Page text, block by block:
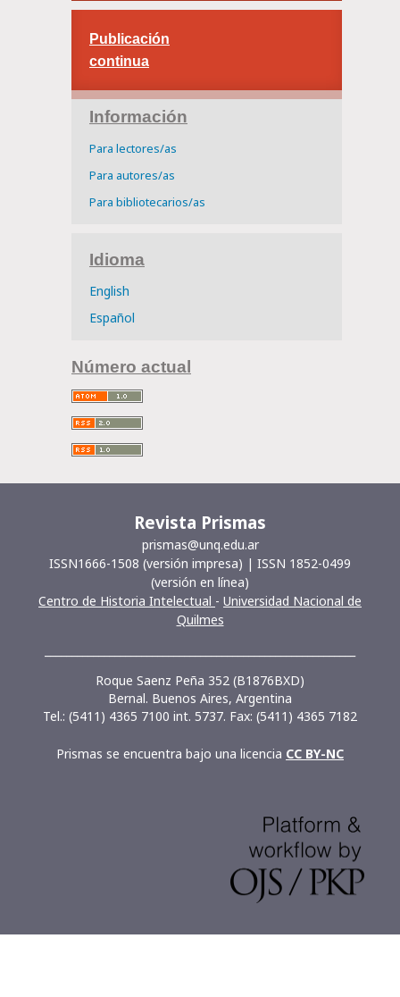
Publicación
continua
Información
Para lectores/as
Para autores/as
Para bibliotecarios/as
Idioma
English
Español
Número actual
Revista Prismas
prismas@unq.edu.ar
ISSN1666-1508 (versión impresa) | ISSN 1852-0499
(versión en línea)
Centro de Historia Intelectual - Universidad Nacional de
Quilmes
Roque Saenz Peña 352 (B1876BXD)
Bernal. Buenos Aires, Argentina
Tel.: (5411) 4365 7100 int. 5737. Fax: (5411) 4365 7182
Prismas se encuentra bajo una licencia CC BY-NC